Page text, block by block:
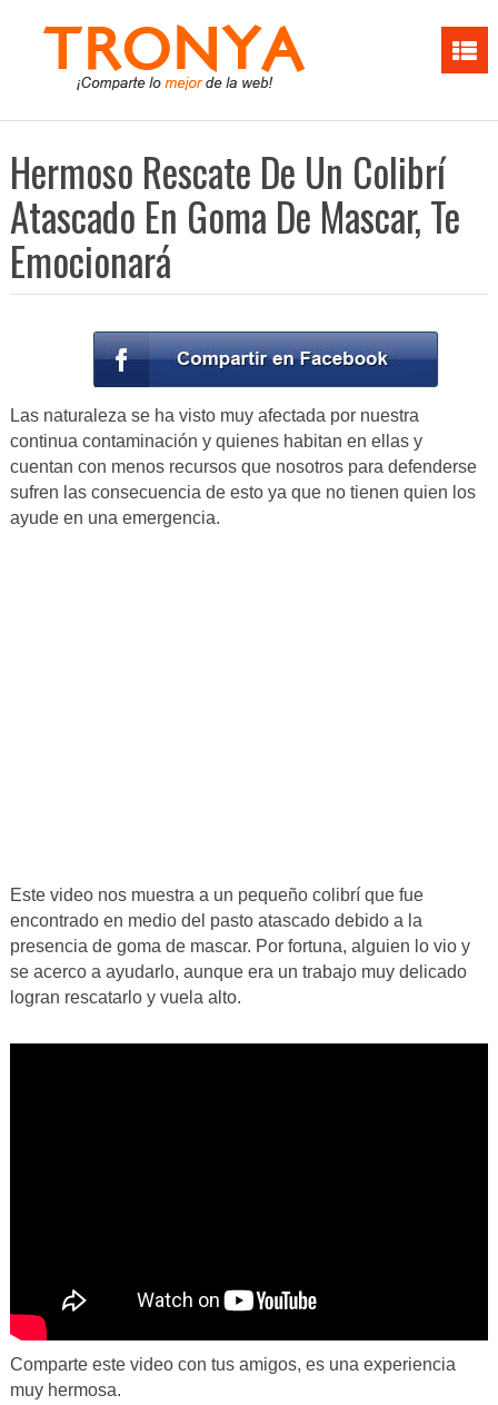
Hermoso Rescate De Un Colibrí
Atascado En Goma De Mascar, Te
Emocionará
Las naturaleza se ha visto muy afectada por nuestra
continua contaminación y quienes habitan en ellas y
cuentan con menos recursos que nosotros para defenderse
sufren las consecuencia de esto ya que no tienen quien los
ayude en una emergencia.
Este video nos muestra a un pequeño colibrí que fue
encontrado en medio del pasto atascado debido a la
presencia de goma de mascar. Por fortuna, alguien lo vio y
se acerco a ayudarlo, aunque era un trabajo muy delicado
logran rescatarlo y vuela alto.
Comparte este video con tus amigos, es una experiencia
muy hermosa.